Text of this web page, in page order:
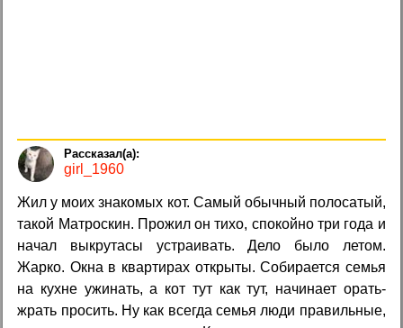
girl_1960
Жил у моих знакомых кот. Самый обычный полосатый,
такой Матроскин. Прожил он тихо, спокойно три года и
начал выкрутасы устраивать. Дело было летом.
Жарко. Окна в квартирах открыты. Собирается семья
на кухне ужинать, а кот тут как тут, начинает орать-
жрать просить. Ну как всегда семья люди правильные,